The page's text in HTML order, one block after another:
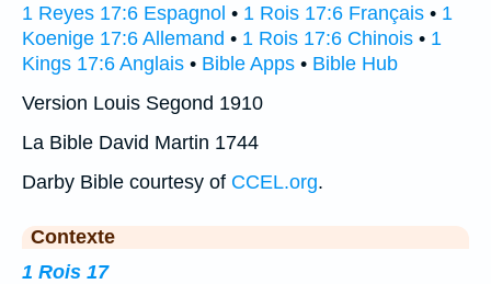
1 Reyes 17:6 Espagnol • 1 Rois 17:6 Français • 1
Koenige 17:6 Allemand • 1 Rois 17:6 Chinois • 1
Kings 17:6 Anglais • Bible Apps • Bible Hub
Version Louis Segond 1910
La Bible David Martin 1744
Darby Bible courtesy of CCEL.org.
Contexte
1 Rois 17